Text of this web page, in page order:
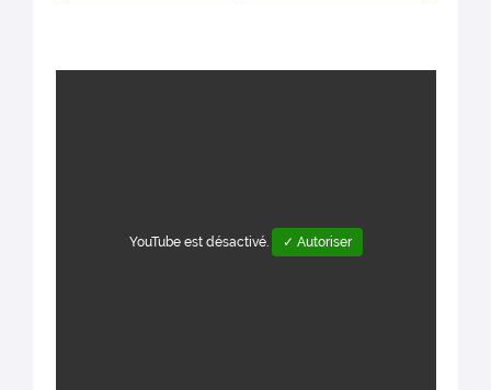
YouTube est désactivé. ✓ Autoriser